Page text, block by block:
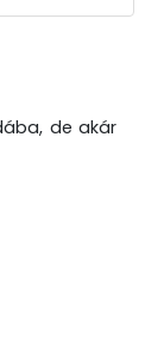
de akár